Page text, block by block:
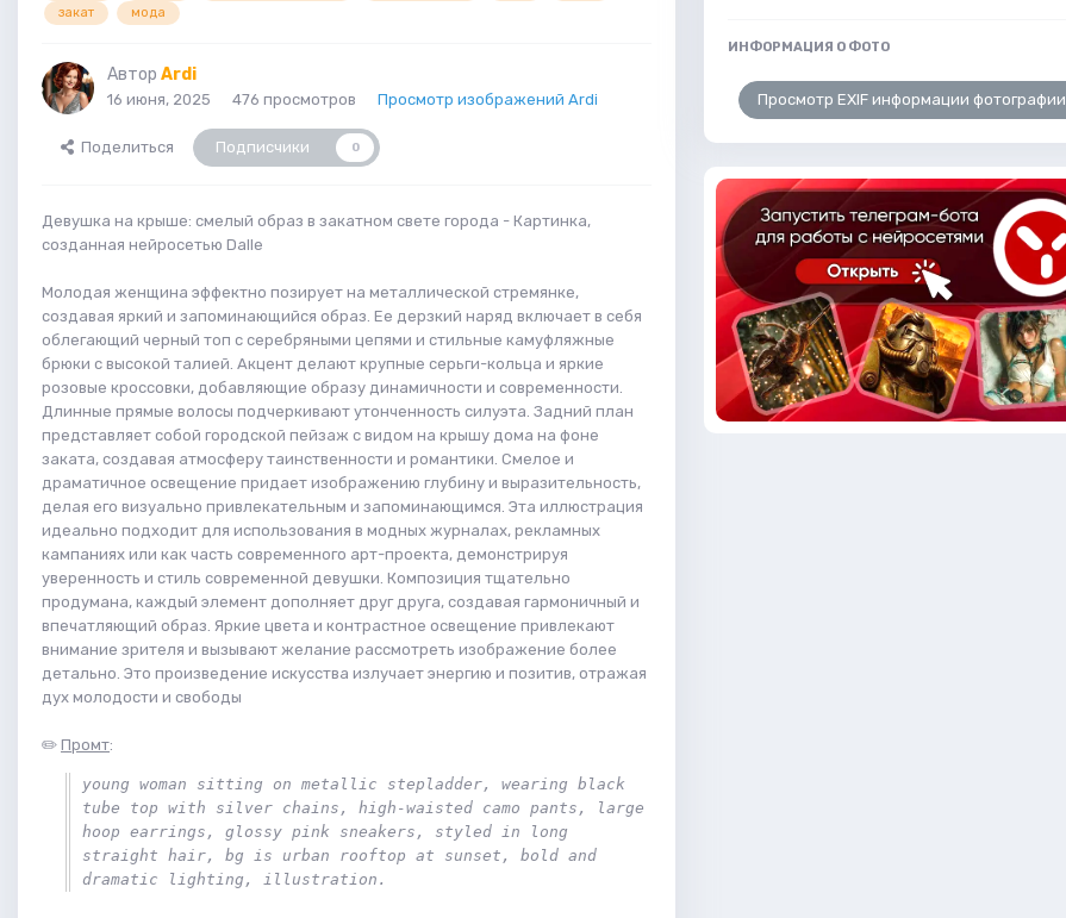
закат
мода
Автор Ardi
16 июня, 2025 476 просмотров Просмотр изображений Ardi
Поделиться Подписчики 0
Девушка на крыше: смелый образ в закатном свете города - Картинка,
созданная нейросетью Dalle
Молодая женщина эффектно позирует на металлической стремянке,
создавая яркий и запоминающийся образ. Ее дерзкий наряд включает в себя
облегающий черный топ с серебряными цепями и стильные камуфляжные
брюки с высокой талией. Акцент делают крупные серьги-кольца и яркие
розовые кроссовки, добавляющие образу динамичности и современности.
Длинные прямые волосы подчеркивают утонченность силуэта. Задний план
представляет собой городской пейзаж с видом на крышу дома на фоне
заката, создавая атмосферу таинственности и романтики. Смелое и
драматичное освещение придает изображению глубину и выразительность,
делая его визуально привлекательным и запоминающимся. Эта иллюстрация
идеально подходит для использования в модных журналах, рекламных
кампаниях или как часть современного арт-проекта, демонстрируя
уверенность и стиль современной девушки. Композиция тщательно
продумана, каждый элемент дополняет друг друга, создавая гармоничный и
впечатляющий образ. Яркие цвета и контрастное освещение привлекают
внимание зрителя и вызывают желание рассмотреть изображение более
детально. Это произведение искусства излучает энергию и позитив, отражая
дух молодости и свободы
✏️ Промт:
young woman sitting on metallic stepladder, wearing black
tube top with silver chains, high-waisted camo pants, large
hoop earrings, glossy pink sneakers, styled in long
straight hair, bg is urban rooftop at sunset, bold and
dramatic lighting, illustration.
ИНФОРМАЦИЯ О ФОТО
Просмотр EXIF информации фотографии